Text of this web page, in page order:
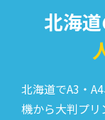
北海
北海道でA3・
機から大判プリ